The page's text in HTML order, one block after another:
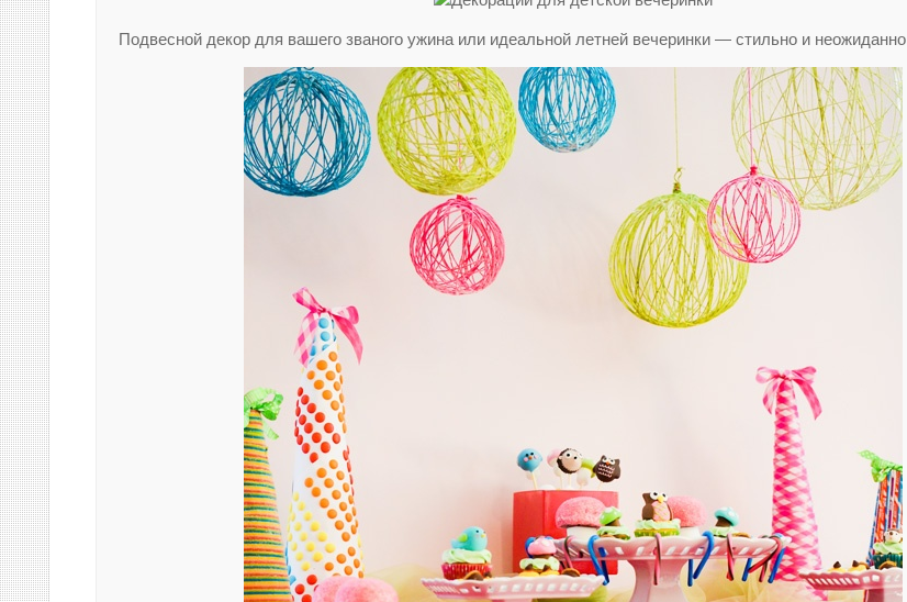
Подвесной декор для вашего званого ужина или идеальной летней вечеринки — стильно и неожиданно